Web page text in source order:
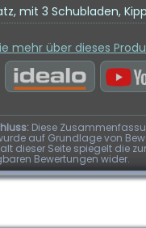
mit 3 Schubladen,
mehr über dieses
Diese
auf Grundlage von
dieser Seite spiegelt die
Bewertungen wider.